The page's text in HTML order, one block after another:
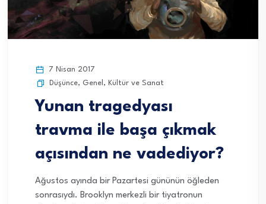
7 Nisan 2017
Düşünce, Genel , Kültür ve Sanat
Yunan tragedyası
travma ile başa çıkmak
açısından ne vadediyor?
Ağustos ayında bir Pazartesi gününün öğleden
sonrasıydı. Brooklyn merkezli bir tiyatronun